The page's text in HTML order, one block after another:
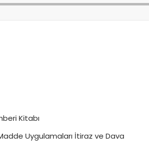
Kitabı
Uygulamaları İtiraz ve Dava